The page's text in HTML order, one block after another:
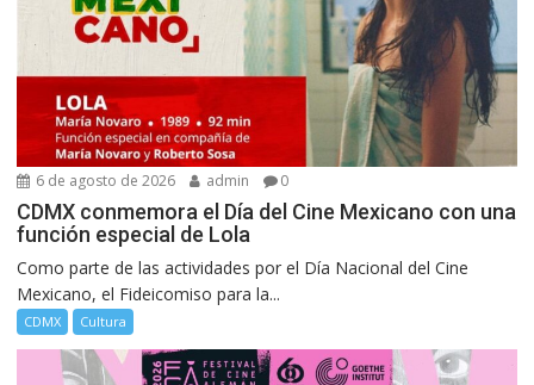
6 de agosto de 2026 admin 0
CDMX conmemora el Día del Cine Mexicano con una
función especial de Lola
Como parte de las actividades por el Día Nacional del Cine
Mexicano, el Fideicomiso para la...
CDMX Cultura